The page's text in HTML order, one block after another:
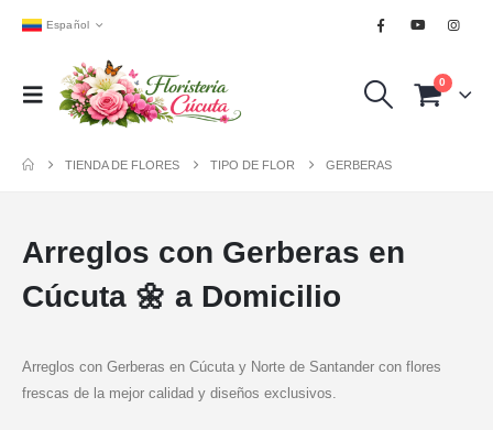
Español
0
TIENDA DE FLORES TIPO DE FLOR GERBERAS
Arreglos con Gerberas en
Cúcuta 🌼 a Domicilio
Arreglos con Gerberas en Cúcuta y Norte de Santander con flores
frescas de la mejor calidad y diseños exclusivos.